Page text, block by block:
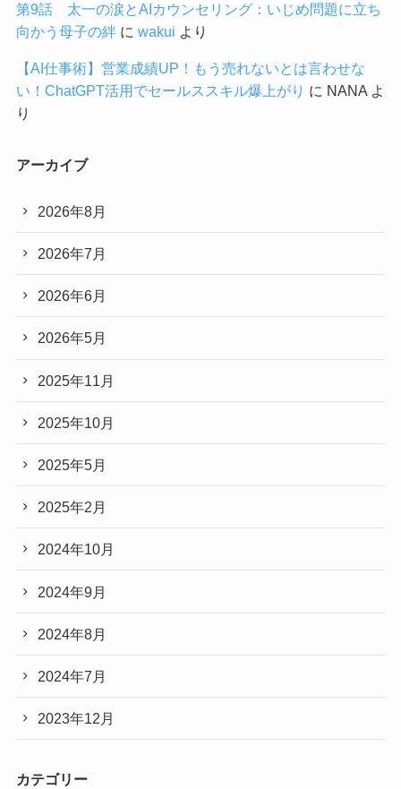
第9話 太一の涙とAIカウンセリング：いじめ問題に立ち
向かう母子の絆に wakui より
【AI仕事術】営業成績UP！もう売れないとは言わせな
い！ChatGPT活用でセールススキル爆上がり に NANAよ
り
アーカイブ
2026年8月
2026年7月
2026年6月
2026年5月
2025年11月
2025年10月
2025年5月
2025年2月
2024年10月
2024年9月
2024年8月
2024年7月
2023年12月
カテゴリー